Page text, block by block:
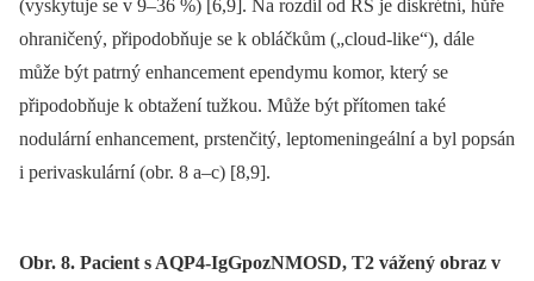
(vyskytuje se v 9–36 %) [6,9]. Na rozdíl od RS je diskrétní, hůře
ohraničený, připodobňuje se k obláčkům („cloud-like“), dále
může být patrný enhancement ependymu komor, který se
připodobňuje k obtažení tužkou. Může být přítomen také
nodulární enhancement, prstenčitý, leptomeningeální a byl popsán
i perivaskulární (obr. 8 a–c) [8,9].
Obr. 8. Pacient s AQP4-IgGpozNMOSD, T2 vážený obraz v